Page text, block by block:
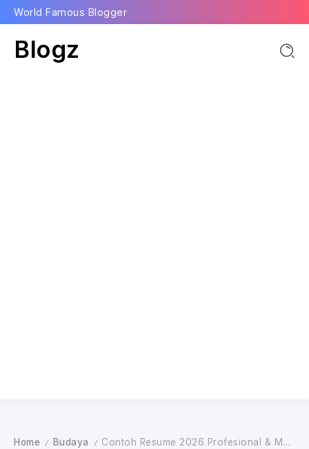
World Famous Blogger
Blogz
Home / Budaya / Contoh Resume 2026 Profesional & Menarik